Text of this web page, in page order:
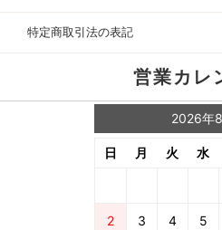
特定商取引法の表記
営業カレ
2026年
日 月 火 水
2 3 4 5